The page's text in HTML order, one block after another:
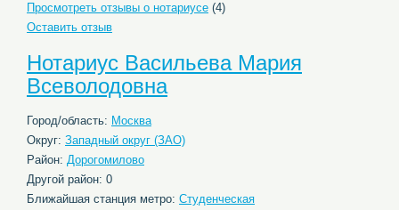
Просмотреть отзывы о нотариусе (4)
Оставить отзыв
Нотариус Васильева Мария
Всеволодовна
Город/область: Москва
Округ: Западный округ (ЗАО)
Район: Дорогомилово
Другой район: 0
Ближайшая станция метро: Студенческая